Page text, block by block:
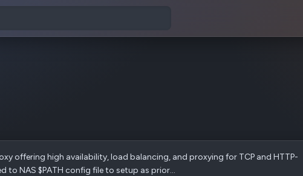
offering high availability, load balancing, and proxying for TCP and HTTP-
NAS $PATH config file to setup as prior...